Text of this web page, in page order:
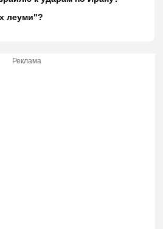
леуми"?
Реклама